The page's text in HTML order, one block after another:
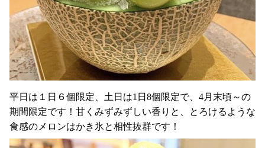
平日は１日６個限定、土日は1日8個限定で、4月末頃～の
期間限定です！甘くみずみずしい香りと、とろけるような
食感のメロンはかき氷と相性抜群です！